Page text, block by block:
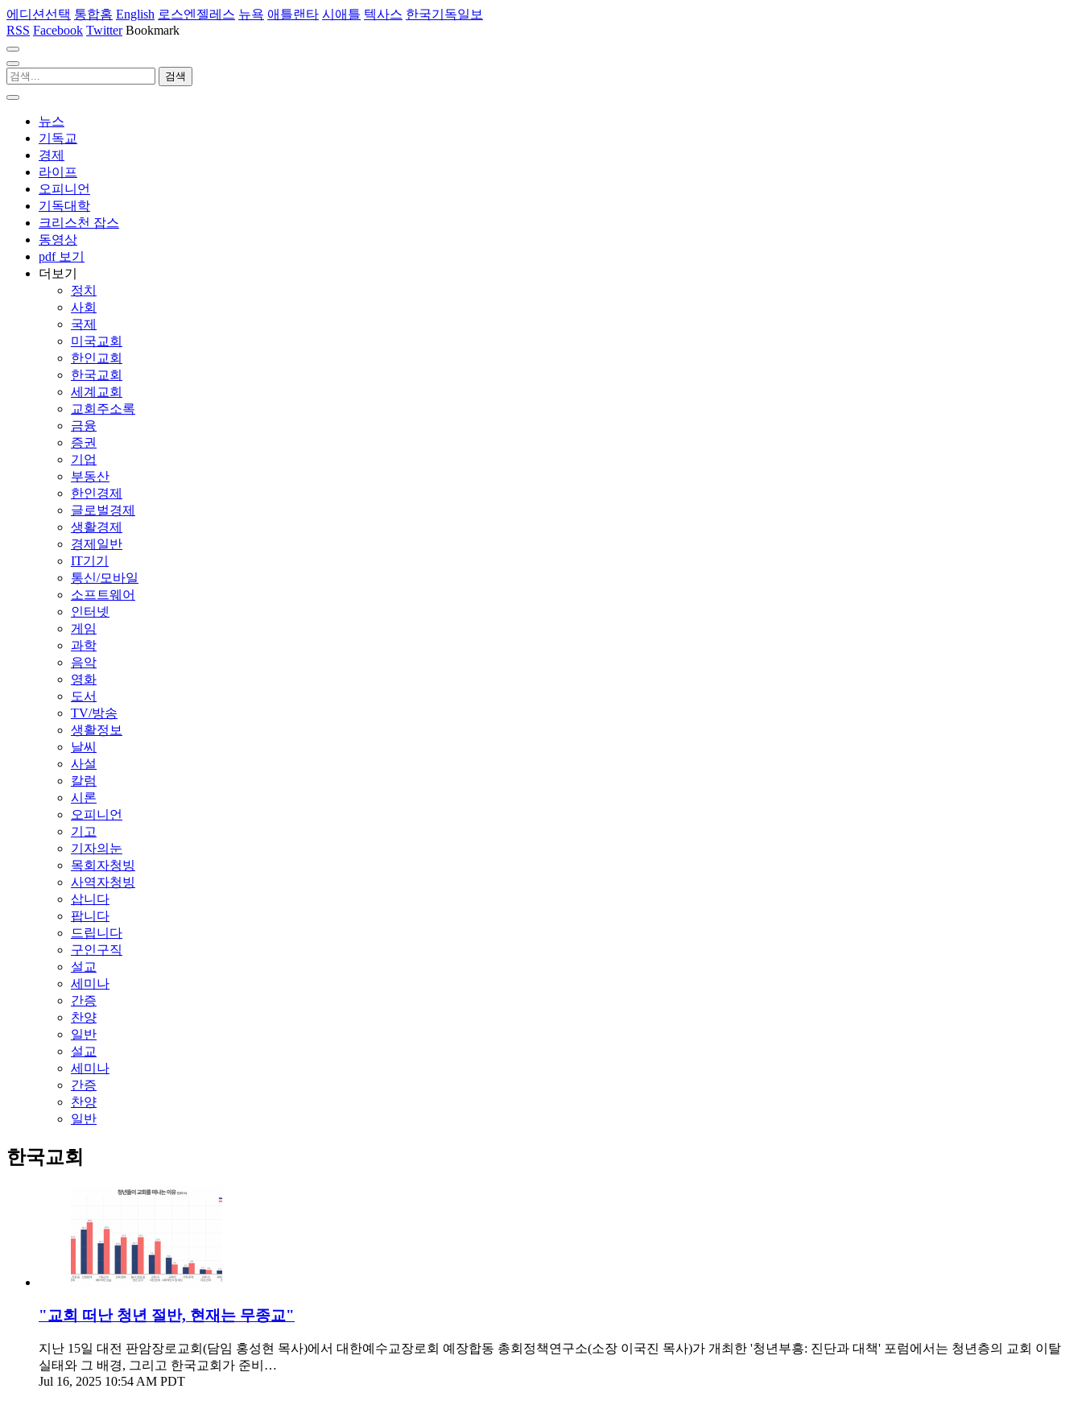
에디션선택 통합홈 English 로스엔젤레스 뉴욕 애틀랜타 시애틀 텍사스 한국기독일보
RSS Facebook Twitter Bookmark
뉴스
기독교
경제
라이프
오피니언
기독대학
크리스천 잡스
동영상
pdf 보기
더보기
정치
사회
국제
미국교회
한인교회
한국교회
세계교회
교회주소록
금융
증권
기업
부동산
한인경제
글로벌경제
생활경제
경제일반
IT기기
통신/모바일
소프트웨어
인터넷
게임
과학
음악
영화
도서
TV/방송
생활정보
날씨
사설
칼럼
시론
오피니언
기고
기자의눈
목회자청빙
사역자청빙
삽니다
팝니다
드립니다
구인구직
설교
세미나
간증
찬양
일반
설교
세미나
간증
찬양
일반
한국교회
"교회 떠난 청년 절반, 현재는 무종교"
지난 15일 대전 판암장로교회(담임 홍성현 목사)에서 대한예수교장로회 예장합동 총회정책연구소(소장 이국진 목사)가 개최한 '청년부흥: 진단과 대책' 포럼에서는 청년층의 교회 이탈
실태와 그 배경, 그리고 한국교회가 준비…
Jul 16, 2025 10:54 AM PDT